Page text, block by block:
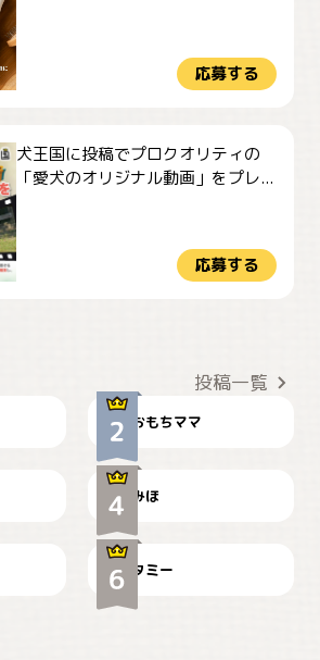
応募する
犬王国に投稿でプロクオリティの
「愛犬のオリジナル動画」をプレ...
応募する
投稿一覧
おもちママ
見てるぞぉ
みほ
ドーベルマンのお友達邸に
て
タミー